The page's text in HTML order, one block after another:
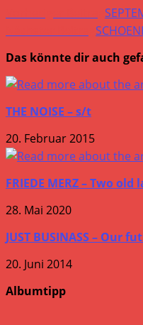
Weitere
Artikel
ansehen
Das könnte dir auch
THE NOISE – s/t
20. Februar 2015
FRIEDE MERZ – Two
28. Mai 2020
JUST BUSINASS – Our
20. Juni 2014
Albumtipp